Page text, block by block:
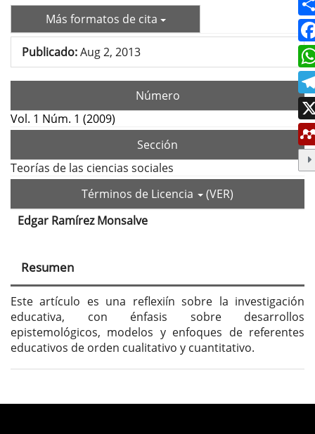
Más formatos de cita
Publicado:Aug 2, 2013
Número
Vol. 1 Núm. 1 (2009)
Sección
Teorías de las ciencias sociales
Términos de Licencia
(VER)
Contenido
principal
del
artículo
Edgar Ramírez Monsalve
Resumen
Este artículo es una reflexiín sobre la investigación
educativa, con énfasis sobre desarrollos
epistemológicos, modelos y enfoques de referentes
educativos de orden cualitativo y cuantitativo.
Detalles